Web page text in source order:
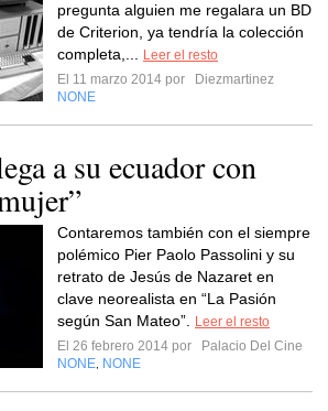
pregunta alguien me regalara un BD
de Criterion, ya tendría la colección
completa,...
Leer el resto
El 11 marzo 2014 por
Diezmartinez
NONE
a su ecuador con
Contaremos también con el siempre
polémico Pier Paolo Passolini y su
retrato de Jesús de Nazaret en
clave neorealista en “La Pasión
según San Mateo”.
Leer el resto
El 26 febrero 2014 por
Palacio Del Cine
NONE NONE